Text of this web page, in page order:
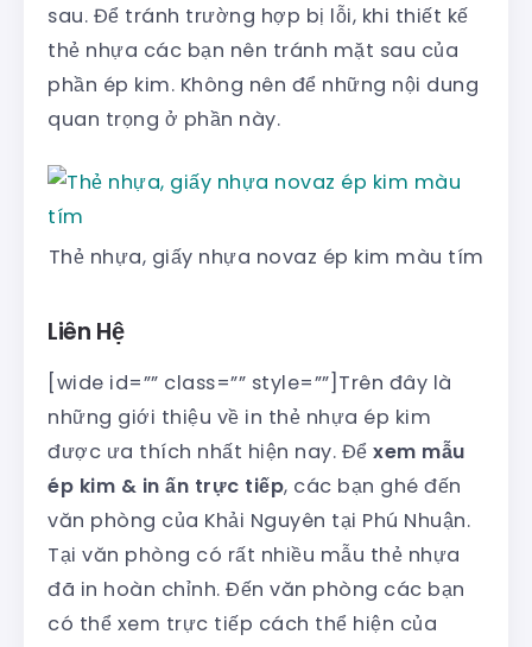
sau. Để tránh trường hợp bị lỗi, khi thiết kế
thẻ nhựa các bạn nên tránh mặt sau của
phần ép kim. Không nên để những nội dung
quan trọng ở phần này.
Thẻ nhựa, giấy nhựa novaz ép kim màu tím
Liên Hệ
[wide id=”” class=”” style=””]Trên đây là
những giới thiệu về in thẻ nhựa ép kim
được ưa thích nhất hiện nay. Để xem mẫu
ép kim & in ấn trực tiếp, các bạn ghé đến
văn phòng của Khải Nguyên tại Phú Nhuận.
Tại văn phòng có rất nhiều mẫu thẻ nhựa
đã in hoàn chỉnh. Đến văn phòng các bạn
có thể xem trực tiếp cách thể hiện của